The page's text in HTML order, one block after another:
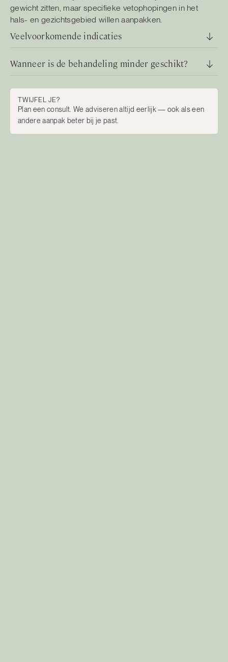
gewicht zitten, maar specifieke vetophopingen in het
hals- en gezichtsgebied willen aanpakken.
Veelvoorkomende indicaties
Wanneer is de behandeling minder geschikt?
TWIJFEL JE?
Plan een consult. We adviseren altijd eerlijk — ook als een
andere aanpak beter bij je past.